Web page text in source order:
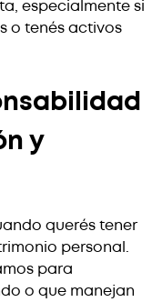
especialmente si
o tenés activos
y
querés tener
personal.
para
o que manejan